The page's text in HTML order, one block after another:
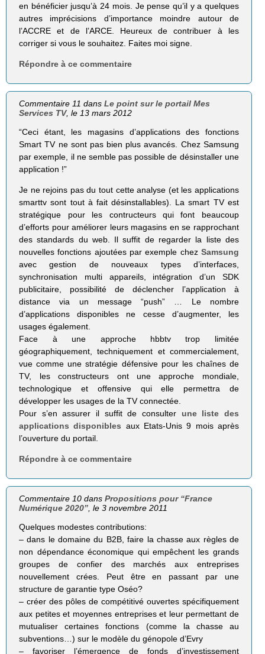
en bénéficier jusqu’à 24 mois. Je pense qu’il y a quelques
autres imprécisions d’importance moindre autour de
l’ACCRE et de l’ARCE. Heureux de contribuer à les
corriger si vous le souhaitez. Faites moi signe.
Répondre à ce commentaire
Commentaire 11 dansLe point sur le portail Mes
Services TV, le 13 mars 2012
“Ceci étant, les maga­sins d’applications des fonc­tions
Smart TV ne sont pas bien plus avan­cés. Chez Sam­sung
par exemple, il ne semble pas pos­sible de dés­ins­tal­ler une
application !”
Je ne rejoins pas du tout cette analyse (et les applications
smarttv sont tout à fait désinstallables). La smart TV est
stratégique pour les contructeurs qui font beaucoup
d’efforts pour améliorer leurs magasins en se rapprochant
des standards du web. Il suffit de regarder la liste des
nouvelles fonctions ajoutées par exemple chez Samsung
avec gestion de nouveaux types d’interfaces,
synchronisation multi appareils, intégration d’un SDK
publicitaire, possibilité de déclencher l’application à
distance via un message “push” … Le nombre
d’applications disponibles ne cesse d’augmenter, les
usages également.
Face à une approche hbbtv trop limitée
géographiquement, techniquement et commercialement,
vue comme une stratégie défensive pour les chaînes de
TV, les constructeurs ont une approche mondiale,
technologique et offensive qui elle permettra de
développer les usages de la TV connectée.
Pour s’en assurer il suffit de consulter une liste des
applications disponibles aux Etats-Unis 9 mois après
l’ouverture du portail.
Répondre à ce commentaire
Commentaire 10 dansPropositions pour “France
Numérique 2020”, le 3 novembre 2011
Quelques modestes contributions:
– dans le domaine du B2B, faire la chasse aux règles de
non dépendance économique qui empêchent les grands
groupes de confier des marchés aux entreprises
nouvellement crées. Peut être en passant par une
structure de garantie type Oséo?
– créer des pôles de compétitivé ouvertes spécifiquement
aux petites et moyennes entreprises et leur permettant de
mutualiser certaines fonctions (comme la chasse au
subventions…) sur le modèle du génopole d’Evry
– favoriser l’émergence de fonds d’investissement